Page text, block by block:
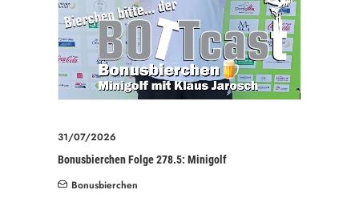
31/07/2026
Bonusbierchen Folge 278.5: Minigolf
Bonusbierchen